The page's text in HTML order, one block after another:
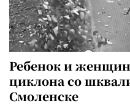
Ребенок и
циклона со
Смоленске